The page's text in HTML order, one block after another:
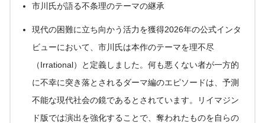
市川氏が語る不条理のテーマの継承
現代の困難に立ち向かう活力を獲得2026年の公式インタ
ビューにおいて、市川氏は本作のテーマを理不尽
（Irrational）と定義しました。何も悪くない者が一方的
に不幸に突き落とされるダーマ編のエピソードは、予測
不能な現代社会の鏡であるとされています。リイマジン
ド版では演出を強化することで、奪われたものを自らの